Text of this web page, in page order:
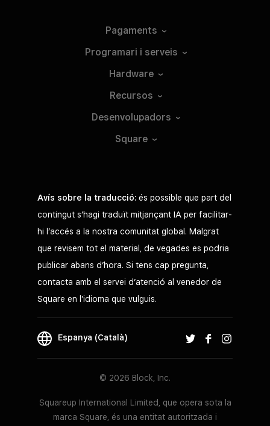
Pagaments
Programari i serveis
Hardware
Recursos
Desenvolupadors
Square
Avís sobre la traducció: és possible que part del
contingut s’hagi traduït mitjançant IA per facilitar-
hi l’accés a la nostra comunitat global. Malgrat
que revisem tot el material, de vegades es podria
publicar abans d’hora. Si tens cap pregunta,
contacta amb el servei d’atenció al venedor de
Square en l’idioma que vulguis.
Espanya (Català)
© 2026 Block, Inc.
Squareup International Limited, que opera sota la
marca Square, és una entitat autoritzada i